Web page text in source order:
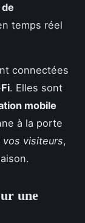
temps réel
connectées
. Elles sont
mobile
à la porte
visiteurs,
une